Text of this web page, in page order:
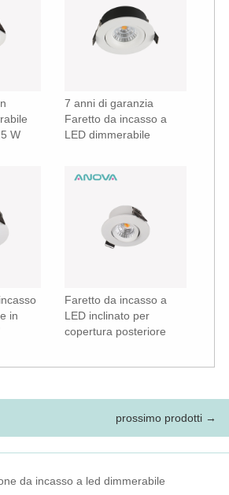
W
7 anni di garanzia
Faretto da incasso a
LED dimmerabile
in
Faretto da incasso a
LED inclinato per
copertura posteriore
prossimo prodotti →
da incasso a led dimmerabile